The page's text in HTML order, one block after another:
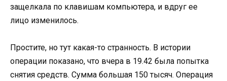
защелкала по клавишам компьютера, и вдруг ее
лицо изменилось.
Простите, но тут какая-то странность. В истории
операции показано, что вчера в 19.42 была попытка
снятия средств. Сумма большая 150 тысяч. Операция